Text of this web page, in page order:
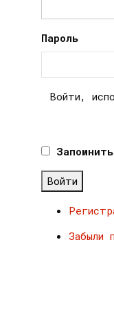
Пароль
Войти,
Войти
Забыли